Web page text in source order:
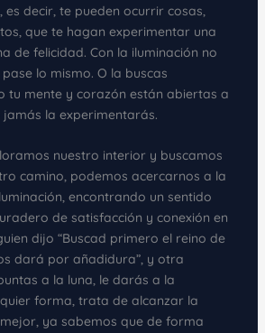
decir, te pueden ocurrir cosas,
que te hagan experimentar una
de felicidad. Con la iluminación no
lo mismo. O la buscas
tu mente y corazón están abiertas a
la experimentarás.
nuestro interior y buscamos
camino, podemos acercarnos a la
encontrando un sentido
de satisfacción y conexión en
dijo “Buscad primero el reino de
dará por añadidura”, y otra
a la luna, le darás a la
forma, trata de alcanzar la
ya sabemos que de forma